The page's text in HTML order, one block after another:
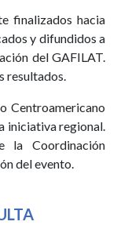
finalizados hacia
y difundidos a
del GAFILAT.
resultados.
Centroamericano
iniciativa regional.
la Coordinación
del evento.